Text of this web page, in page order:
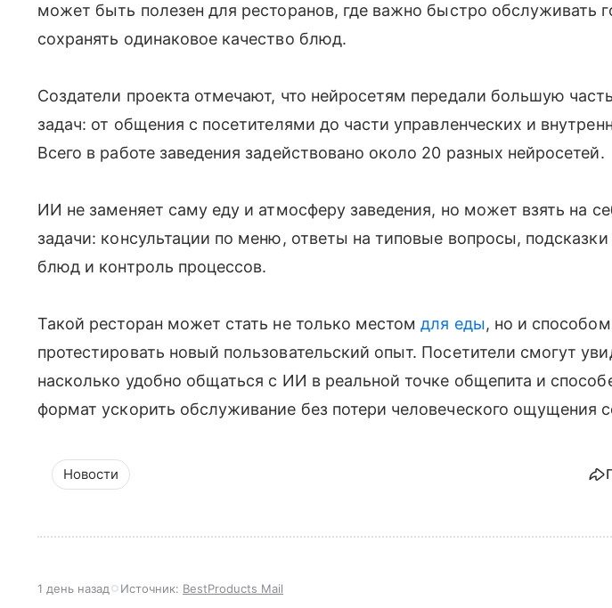
может быть полезен для ресторанов, где важно быстро обслуживать
сохранять одинаковое качество блюд.
Создатели проекта отмечают, что нейросетям передали большую
задач: от общения с посетителями до части управленческих и
Всего в работе заведения задействовано около 20 разных нейросетей.
ИИ не заменяет саму еду и атмосферу заведения, но может взять на
задачи: консультации по меню, ответы на типовые вопросы, подсказки
блюд и контроль процессов.
Такой ресторан может стать не только местомдля еды, но и способом
протестировать новый пользовательский опыт. Посетители смогут
насколько удобно общаться с ИИ в реальной точке общепита и
формат ускорить обслуживание без потери человеческого ощущения
Новости
1 день назад Источник: BestProducts Mail